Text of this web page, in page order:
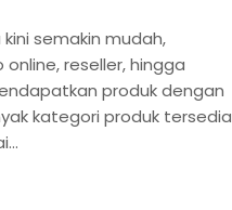
semakin mudah,
reseller, hingga
produk dengan
kategori produk tersedia